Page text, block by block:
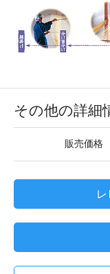
その他の詳細
販売価格